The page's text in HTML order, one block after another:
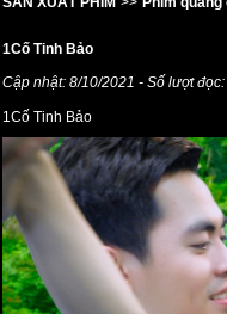
1Cố Tinh Bảo
Cập nhật: 8/10/2021 - Số lượt
1Cố Tinh Bảo